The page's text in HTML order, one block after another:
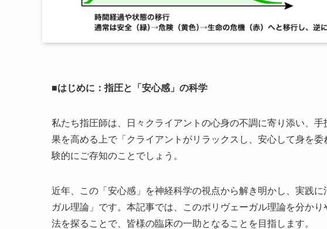
■はじめに：指圧と「安心感」の科学
私たち指圧師は、日々クライアントの心身の不調に寄り添い、
果を高める上で「クライアントがリラックスし、安心して身を
験的にご存知のことでしょう。
近年、この「安心感」を神経科学の視点から解き明かし、実践
ガル理論」です。本記事では、このポリヴェーガル理論を分か
法を探ることで、皆様の臨床の一助となることを目指します。